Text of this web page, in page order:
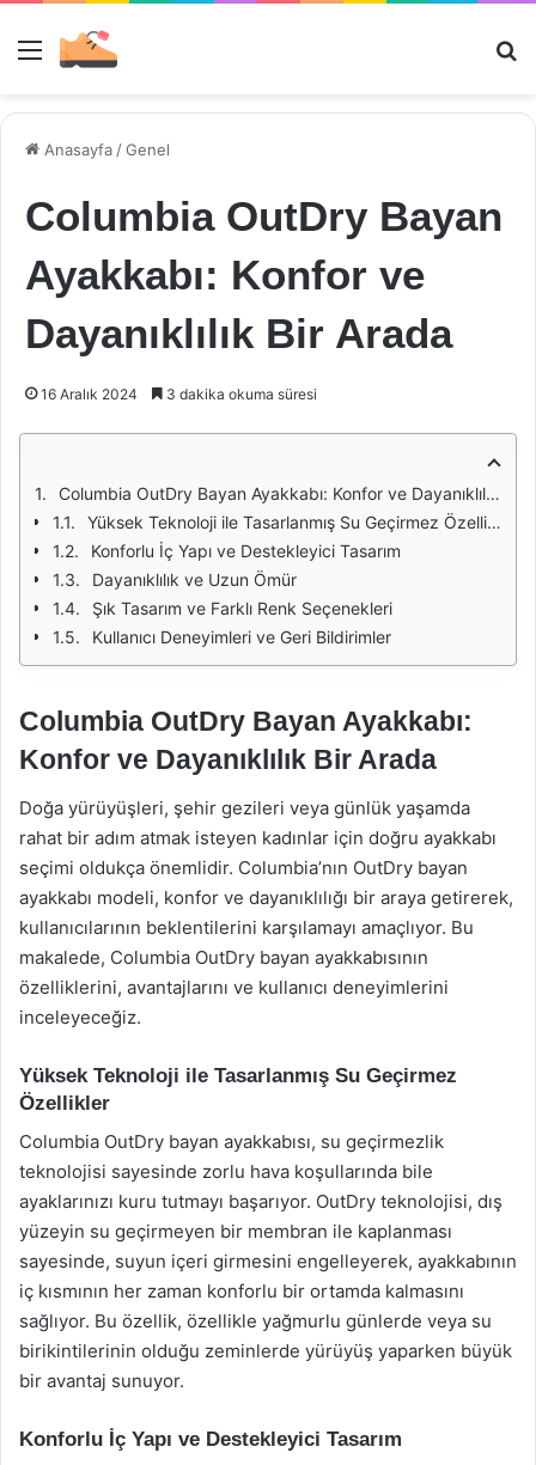
Menü
Anasayfa /Genel
Columbia OutDry Bayan
Ayakkabı: Konfor ve
Dayanıklılık Bir Arada
16 Aralık 2024 3 dakika okuma süresi
Columbia OutDry Bayan Ayakkabı: Konfor ve Dayanıklılık Bir Arada
Yüksek Teknoloji ile Tasarlanmış Su Geçirmez Özellikler
Konforlu İç Yapı ve Destekleyici Tasarım
Dayanıklılık ve Uzun Ömür
Şık Tasarım ve Farklı Renk Seçenekleri
Kullanıcı Deneyimleri ve Geri Bildirimler
Columbia OutDry Bayan Ayakkabı:
Konfor ve Dayanıklılık Bir Arada
Doğa yürüyüşleri, şehir gezileri veya günlük yaşamda
rahat bir adım atmak isteyen kadınlar için doğru ayakkabı
seçimi oldukça önemlidir. Columbia’nın OutDry bayan
ayakkabı modeli, konfor ve dayanıklılığı bir araya getirerek,
kullanıcılarının beklentilerini karşılamayı amaçlıyor. Bu
makalede, Columbia OutDry bayan ayakkabısının
özelliklerini, avantajlarını ve kullanıcı deneyimlerini
inceleyeceğiz.
Yüksek Teknoloji ile Tasarlanmış Su Geçirmez
Özellikler
Columbia OutDry bayan ayakkabısı, su geçirmezlik
teknolojisi sayesinde zorlu hava koşullarında bile
ayaklarınızı kuru tutmayı başarıyor. OutDry teknolojisi, dış
yüzeyin su geçirmeyen bir membran ile kaplanması
sayesinde, suyun içeri girmesini engelleyerek, ayakkabının
iç kısmının her zaman konforlu bir ortamda kalmasını
sağlıyor. Bu özellik, özellikle yağmurlu günlerde veya su
birikintilerinin olduğu zeminlerde yürüyüş yaparken büyük
bir avantaj sunuyor.
Konforlu İç Yapı ve Destekleyici Tasarım